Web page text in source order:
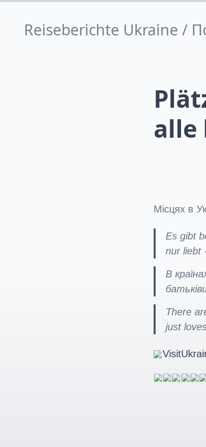
Reiseberichte Ukraine /
alle
Місцях в
Es gibt
nur liebt
В
There
just